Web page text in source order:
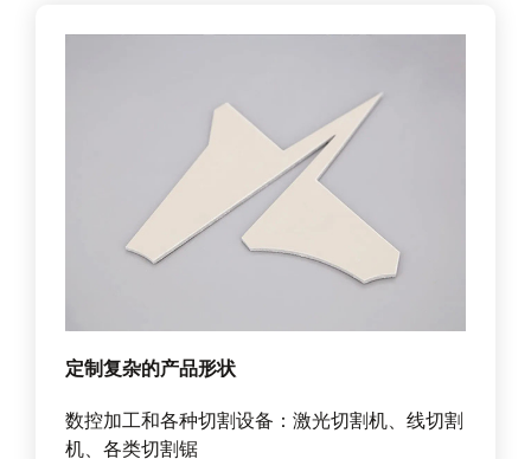
定制复杂的产品形状
数控加工和各种切割设备：激光切割机、线切割
机、各类切割锯